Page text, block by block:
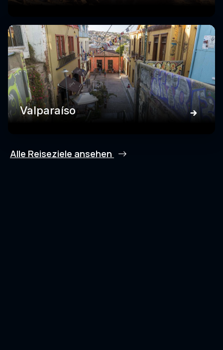
Valparaíso
Alle Reiseziele ansehen